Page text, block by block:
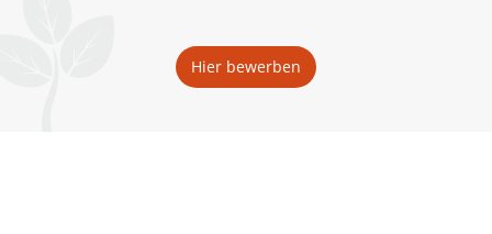
Hier bewerben